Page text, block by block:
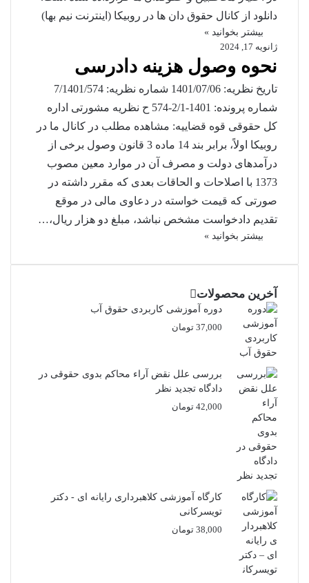
دانلود از کانال حقوق دان ها در روبیکا (اینترنت نیم بها)
بیشتر بخوانید »
ژانویه 17, 2024
نحوه وصول هزینه دادرسی
تاریخ نظریه: 1401/07/06 شماره نظریه: 7/1401/574
شماره پرونده: 1401-2/1-574 ح نظریه مشورتی اداره
کل حقوقی قوه قضاییه: مشاهده مطلب در کانال ما در
روبیکا اولاً، برابر بند 14 ماده 3 قانون وصول برخی از
درآمدهای دولت و مصرف آن در موارد معین مصوب
1373 با اصلاحات و الحاقات بعدی که مقرر داشته در
صورتی که قیمت خواسته در دعاوی مالی در موقع
تقدیم دادخواست مشخص نباشد، مبلغ دو هزار ریال،…
بیشتر بخوانید »
آخرین محصولات
دوره آموزشی کاربردی حقوق آب
37,000 تومان
بررسی علل نقض آراء محاکم بدوی حقوقی در
دادگاه تجدید نظر
42,000 تومان
کارگاه آموزشی کلاهبرداری رایانه ای - دکتر
تویسرکانی
38,000 تومان